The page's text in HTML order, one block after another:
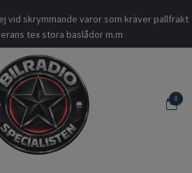
vid skrymmande varor som kräver pallfrakt
tex stora baslådor m.m
0